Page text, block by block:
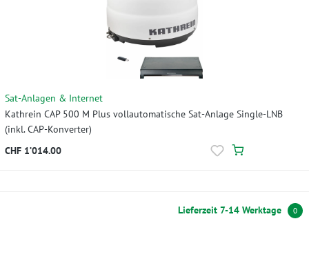
Sat-Anlagen & Internet
Kathrein CAP 500 M Plus vollautomatische Sat-Anlage Single-LNB
(inkl. CAP-Konverter)
CHF 1’014.00
Lieferzeit 7-14 Werktage 0